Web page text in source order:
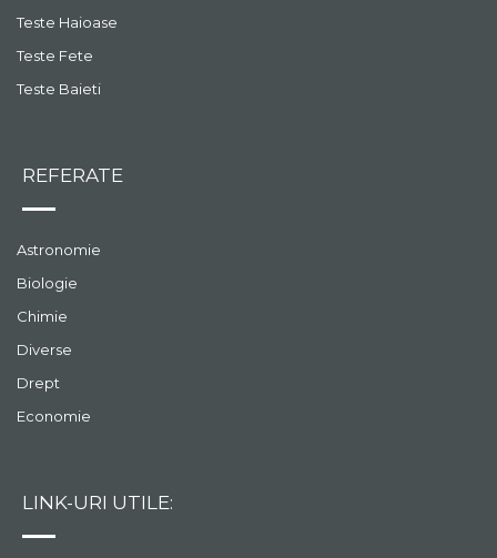
Teste Haioase
Teste Fete
Teste Baieti
REFERATE
Astronomie
Biologie
Chimie
Diverse
Drept
Economie
LINK-URI UTILE: